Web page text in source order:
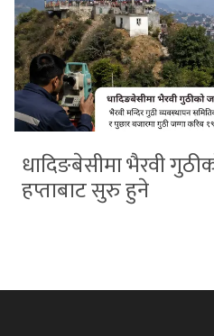
धादिङबेसीमा भैरवी
हप्ताबाट सुरु हुने